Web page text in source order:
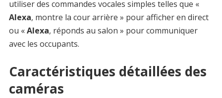
utiliser des commandes vocales simples telles que «
Alexa, montre la cour arrière » pour afficher en direct
ou «Alexa, réponds au salon » pour communiquer
avec les occupants.
Caractéristiques détaillées des
caméras